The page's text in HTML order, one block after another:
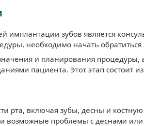
имплантации зубов является
необходимо начать
и планирования процедуры,
пациента. Этот этап состоит
рта, включая зубы, десны и
возможные проблемы с деснами